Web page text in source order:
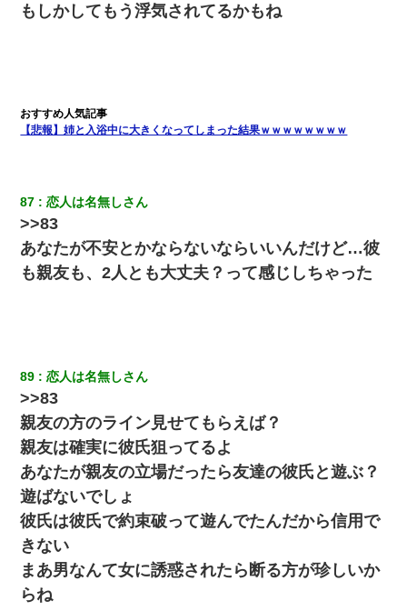
嫁に不倫されたから嫁と不倫相手に1000万の慰謝料請求した
隣室のお婆ちゃん「下階からの異臭に困ってる、今もすっごく臭
い」私「変だなあ～なにも臭わないよ」→ その後。警察『絶対に
窓とドアを開けないで』
彼女(37)の情欲がえげつない件ｗｗｗｗｗｗｗ
ワイ144kg彼女98kgデブカップル、1年間毎日行為しまくった結
果
父親がくも膜下出血で突然ﾀﾋ。→母の貯金が0なことが判明。→母
「私を家に置いてほしい、どうか見捨てないで(土下座」俺・嫁
「…」
彼女(美人女医)にネックレスをプレゼント。「こんな安物を渡すく
らいなら、渡さないほうがマシだからね」→ ６０万したと話した
ら・・・
もしかしてもう浮気されてるかもね
【悲報】姉と入浴中に大きくなってしまった結果ｗｗｗｗｗｗｗｗ
87 恋人は名無しさん
>>83
あなたが不安とかならないならいいんだけど…彼
も親友も、2人とも大丈夫？って感じしちゃった
89 恋人は名無しさん
>>83
親友の方のライン見せてもらえば？
親友は確実に彼氏狙ってるよ
あなたが親友の立場だったら友達の彼氏と遊ぶ？
遊ばないでしょ
彼氏は彼氏で約束破って遊んでたんだから信用で
きない
まあ男なんて女に誘惑されたら断る方が珍しいか
らね